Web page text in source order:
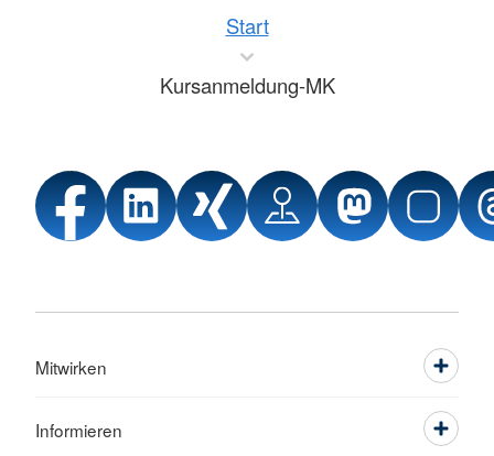
Start
Kursanmeldung-MK
Mitwirken
Informieren